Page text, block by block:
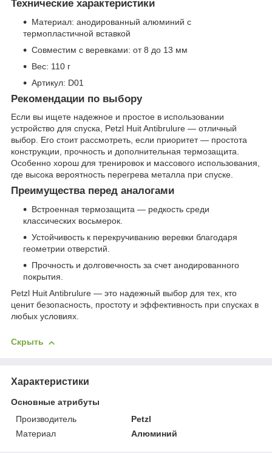
Технические характеристики
Материал: анодированный алюминий с
термопластичной вставкой
Совместим с веревками: от 8 до 13 мм
Вес: 110 г
Артикул: D01
Рекомендации по выбору
Если вы ищете надежное и простое в использовании
устройство для спуска, Petzl Huit Antibrulure — отличный
выбор. Его стоит рассмотреть, если приоритет — простота
конструкции, прочность и дополнительная термозащита.
Особенно хорош для тренировок и массового использования,
где высока вероятность перегрева металла при спуске.
Преимущества перед аналогами
Встроенная термозащита — редкость среди
классических восьмерок.
Устойчивость к перекручиванию веревки благодаря
геометрии отверстий.
Прочность и долговечность за счет анодированного
покрытия.
Petzl Huit Antibrulure — это надежный выбор для тех, кто
ценит безопасность, простоту и эффективность при спусках в
любых условиях.
Скрыть
Характеристики
Основные атрибуты
Производитель
Petzl
Материал
Алюминий